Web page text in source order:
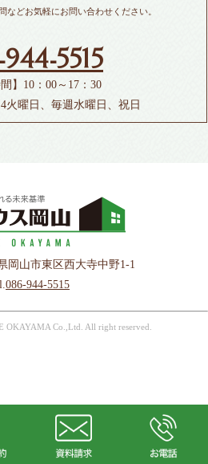
などお気軽にお問い合わせください。
5515
間】10：00～17：30
4火曜日、毎週水曜日、祝日
岡山市東区西大寺中野1-1
086-944-5515
OKAYAMA Co.,Ltd. All right reserved.